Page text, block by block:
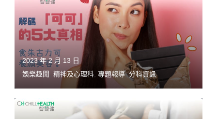
2023 年 2 月 13 日
娛樂趣聞
精神及心理科 專題報導,分科資訊